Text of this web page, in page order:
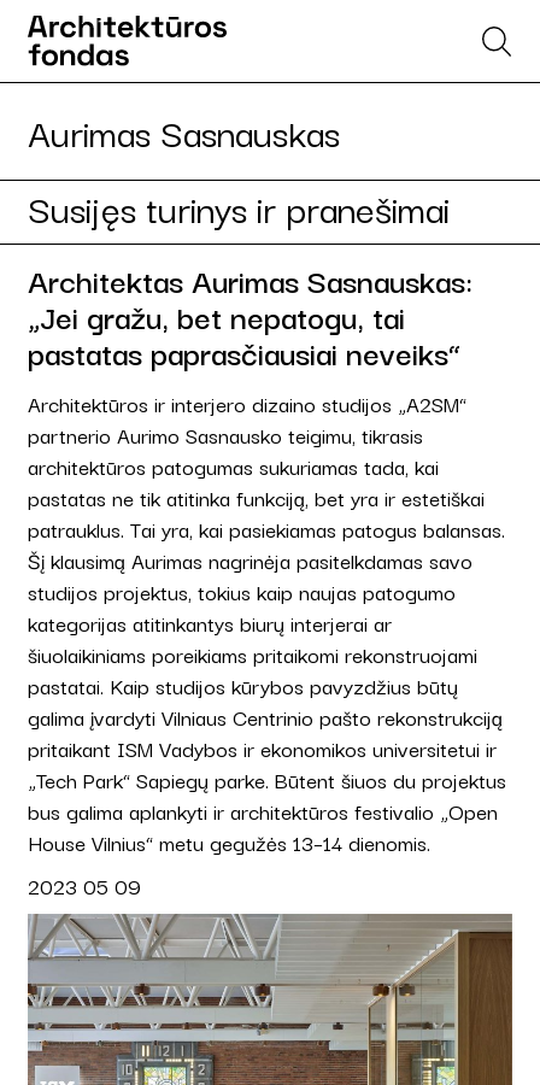
Aurimas Sasnauskas
Susijęs turinys ir pranešimai
Architektas Aurimas Sasnauskas:
„Jei gražu, bet nepatogu, tai
pastatas paprasčiausiai neveiks“
Architektūros ir interjero dizaino studijos „A2SM“
partnerio Aurimo Sasnausko teigimu, tikrasis
architektūros patogumas sukuriamas tada, kai
pastatas ne tik atitinka funkciją, bet yra ir estetiškai
patrauklus. Tai yra, kai pasiekiamas patogus balansas.
Šį klausimą Aurimas nagrinėja pasitelkdamas savo
studijos projektus, tokius kaip naujas patogumo
kategorijas atitinkantys biurų interjerai ar
šiuolaikiniams poreikiams pritaikomi rekonstruojami
pastatai. Kaip studijos kūrybos pavyzdžius būtų
galima įvardyti Vilniaus Centrinio pašto rekonstrukciją
pritaikant ISM Vadybos ir ekonomikos universitetui ir
„Tech Park“ Sapiegų parke. Būtent šiuos du projektus
bus galima aplankyti ir architektūros festivalio „Open
House Vilnius“ metu gegužės 13–14 dienomis.
2023 05 09